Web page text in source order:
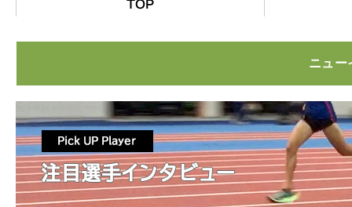
技術開発
ニュー